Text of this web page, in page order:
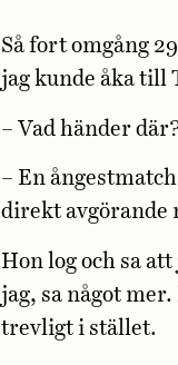
Så fort omgång
jag kunde åka till
– Vad händer
– En
direkt avgörande
Hon log och sa
jag, sa något
trevligt i stället.